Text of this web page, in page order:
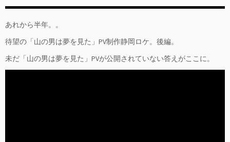
キ
プ
あれから半年。。
待望の「山の男は夢を見た」PV制作静岡ロケ。後編。
未だ「山の男は夢を見た」PVが公開されていない答えがここに。